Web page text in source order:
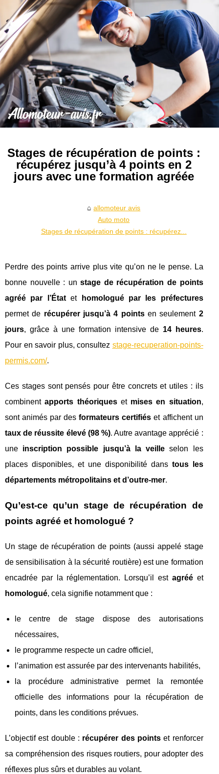
Stages de récupération de points :
récupérez jusqu’à 4 points en 2
jours avec une formation agréée
allomoteur avis
Auto moto
Stages de récupération de points : récupérez...
Perdre des points arrive plus vite qu’on ne le pense. La
bonne nouvelle : unstage de récupération de points
agréé par l’Étatet
homologué par les préfectures
permet de récupérer jusqu’à 4 pointsen seulement 2
jours, grâce à une formation intensive de 14 heures.
Pour en savoir plus, consultez stage-recuperation-points-
permis.com/.
Ces stages sont pensés pour être concrets et utiles : ils
combinentapports théoriqueset mises en situation,
sont animés par desformateurs certifiés et affichent un
taux de réussite élevé (98 %). Autre avantage apprécié :
une inscription possible jusqu’à la veille selon les
places disponibles, et une disponibilité dans tous les
départements métropolitains et d’outre-mer.
Qu’est-ce qu’un stage de récupération de
points agréé et homologué ?
Un stage de récupération de points (aussi appelé stage
de sensibilisation à la sécurité routière) est une formation
encadrée par la réglementation. Lorsqu’il est agrééet
homologué, cela signifie notamment que :
le centre de stage dispose des autorisations
nécessaires,
le programme respecte un cadre officiel,
l’animation est assurée par des intervenants habilités,
la procédure administrative permet la remontée
officielle des informations pour la récupération de
points, dans les conditions prévues.
L’objectif est double : récupérer des pointset renforcer
sa compréhension des risques routiers, pour adopter des
réflexes plus sûrs et durables au volant.